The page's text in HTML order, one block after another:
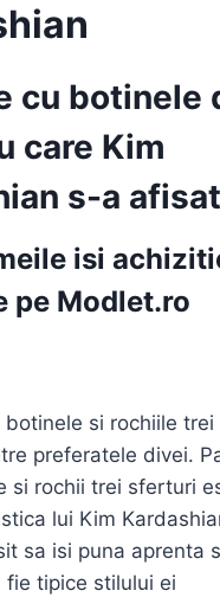
cu botinele
care Kim
s-a afisat
isi
pe Modlet.ro
botinele si rochiile
preferatele divei.
si rochii trei sferturi
lui Kim
sa isi puna aprenta
fie tipice stilului ei